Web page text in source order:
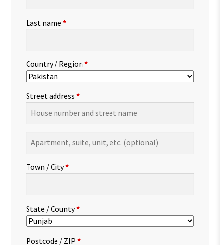
Last name *
Country / Region *
Street address *
suite,
etc.(optional)
Town / City*
State / County*
Postcode / ZIP *